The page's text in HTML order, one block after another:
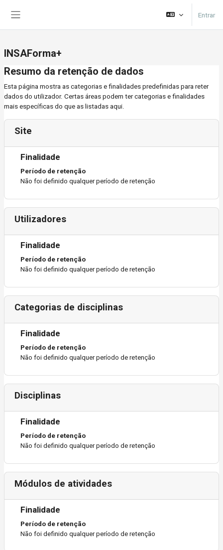
Entrar
INSAForma+
Resumo da retenção de dados
Esta página mostra as categorias e finalidades predefinidas para reter
dados do utilizador. Certas áreas podem ter categorias e finalidades
mais específicas do que as listadas aqui.
Site
Finalidade
Período de retenção
Não foi definido qualquer período de retenção
Utilizadores
Finalidade
Período de retenção
Não foi definido qualquer período de retenção
Categorias de disciplinas
Finalidade
Período de retenção
Não foi definido qualquer período de retenção
Disciplinas
Finalidade
Período de retenção
Não foi definido qualquer período de retenção
Módulos de atividades
Finalidade
Período de retenção
Não foi definido qualquer período de retenção